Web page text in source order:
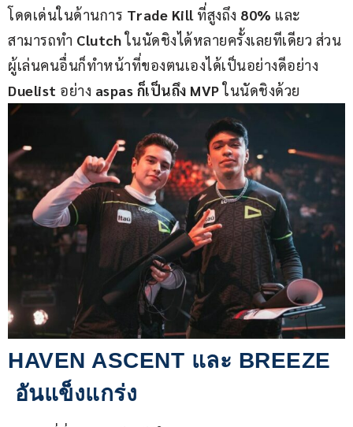
โดดเด่นในด้านการ Trade Kill ที่สูงถึง 80% และ
สามารถทำ Clutch ในนัดชิงได้หลายครั้งเลยทีเดียว ส่วน
ผู้เล่นคนอื่นก็ทำหน้าที่ของตนเองได้เป็นอย่างดีอย่าง
Duelist อย่าง aspas ก็เป็นถึง MVP ในนัดชิงด้วย
HAVEN ASCENT และ BREEZE
อันแข็งแกร่ง